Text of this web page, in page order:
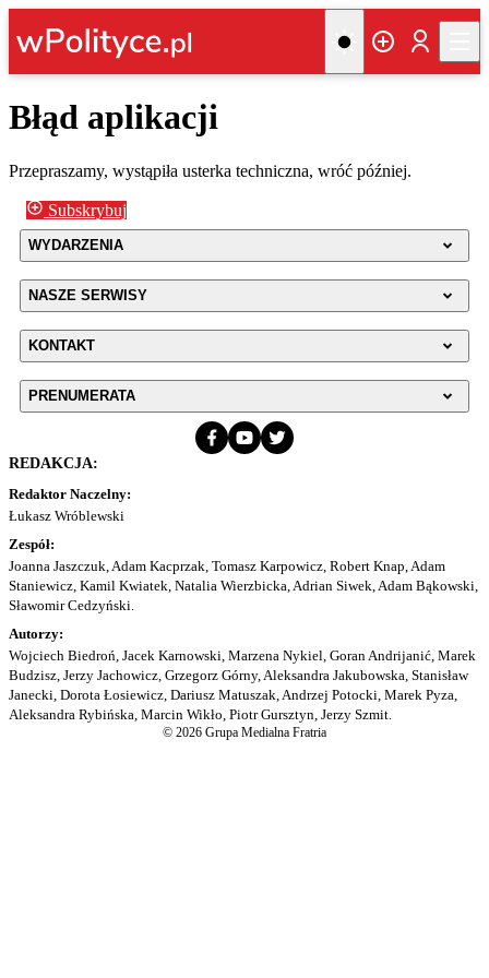
Błąd aplikacji
Przepraszamy, wystąpiła usterka techniczna, wróć później.
Subskrybuj
WYDARZENIA
NASZE SERWISY
KONTAKT
PRENUMERATA
REDAKCJA:
Redaktor Naczelny:
Łukasz Wróblewski
Zespół:
Joanna Jaszczuk, Adam Kacprzak, Tomasz Karpowicz, Robert Knap, Adam
Staniewicz, Kamil Kwiatek, Natalia Wierzbicka, Adrian Siwek, Adam Bąkowski,
Sławomir Cedzyński.
Autorzy:
Wojciech Biedroń, Jacek Karnowski, Marzena Nykiel, Goran Andrijanić, Marek
Budzisz, Jerzy Jachowicz, Grzegorz Górny, Aleksandra Jakubowska, Stanisław
Janecki, Dorota Łosiewicz, Dariusz Matuszak, Andrzej Potocki, Marek Pyza,
Aleksandra Rybińska, Marcin Wikło, Piotr Gursztyn, Jerzy Szmit.
© 2026 Grupa Medialna Fratria